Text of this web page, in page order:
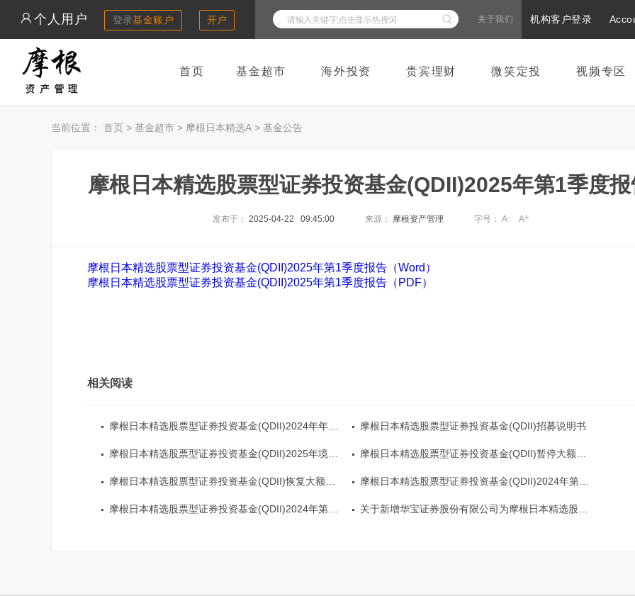
个人用户 登录基金账户 开户 关于我们 机构客户登录
首页 基金超市 海外投资 贵宾理财 微笑定投 视频专区
当前位置： 首页 > 基金超市 > 摩根日本精选A > 基金公告
摩根日本精选股票型证券投资基金(QDII)2025年第1季度
发布于： 2025-04-22 09:45:00 来源： 摩根资产管理 字号： A- A+
摩根日本精选股票型证券投资基金(QDII)2025年第1季度报告（Word）
摩根日本精选股票型证券投资基金(QDII)2025年第1季度报告（PDF）
相关阅读
摩根日本精选股票型证券投资基金(QDII)2024年年度报告 摩根日本精选股票型证券投资基金(QDII)招募说明书
摩根日本精选股票型证券投资基金(QDII)2025年境外主要市场节假日暂停申购、赎回、定期定额投资及转换转入业务的公告 摩根日本精选股票型证券投资基金(QDII)暂停大额申购、定期定额投资及转换转入业务并取消总规模上限的公告
摩根日本精选股票型证券投资基金(QDII)恢复大额申购、定期定额投资及转换转入业务并设置总规模上限的公告 摩根日本精选股票型证券投资基金(QDII)2024年第4季度报告
摩根日本精选股票型证券投资基金(QDII)2024年第3季度报告 关于新增华宝证券股份有限公司为摩根日本精选股票型证券投资基金(QDII)C类份额代销机构的公告